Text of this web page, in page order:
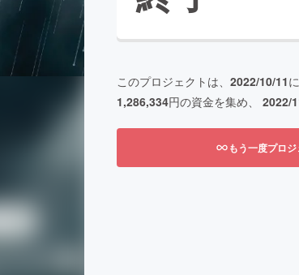
このプロジェクトは、 2022/10/11
1,286,334円の資金を集め、 2022/
もう一度プロ